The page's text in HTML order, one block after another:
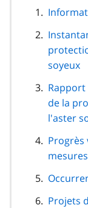
soyeux
de la
l'aster
Progrès
Projets